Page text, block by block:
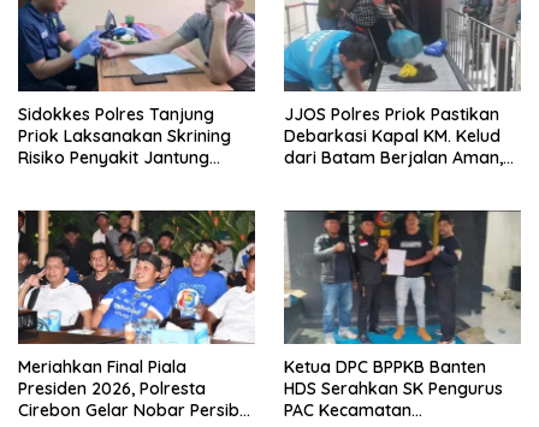
Sidokkes Polres Tanjung
Priok Laksanakan Skrining
Risiko Penyakit Jantung
JJOS Polres Priok Pastikan
Debarkasi Kapal KM. Kelud
dari Batam Berjalan Aman,
Meriahkan Final Piala
Presiden 2026, Polresta
Cirebon Gelar Nobar Persib
Ketua DPC BPPKB Banten
HDS Serahkan SK Pengurus
PAC Kecamatan